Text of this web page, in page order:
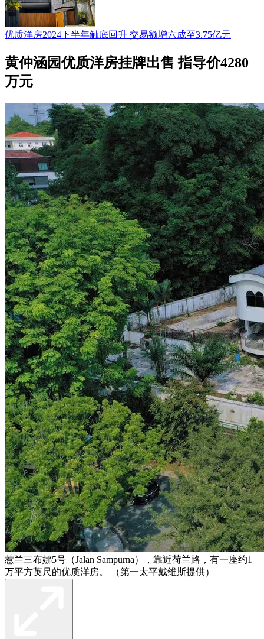
优质洋房2024下半年触底回升 交易额增六成至3.75亿元
黄仲涵园优质洋房挂牌出售 指导价4280
万元
惹兰三布娜5号（Jalan Sampurna），靠近荷兰路，有一座约1
万平方英尺的优质洋房。 （第一太平戴维斯提供）